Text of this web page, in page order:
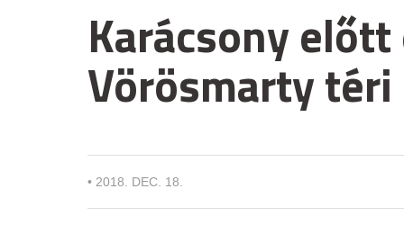
Karácsony
Vörösmarty
• 2018. DEC. 18.